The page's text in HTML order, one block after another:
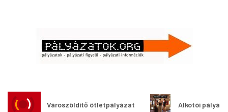
Városzöldítő ötletpályázat Alkotói pályázat